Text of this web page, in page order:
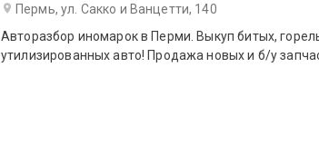
Пермь, ул. Сакко и Ванцетти, 140
Авторазбор иномарок в Перми. Выкуп битых,
утилизированных авто! Продажа новых и б/у